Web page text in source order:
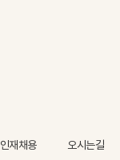
인재채용 오시는길